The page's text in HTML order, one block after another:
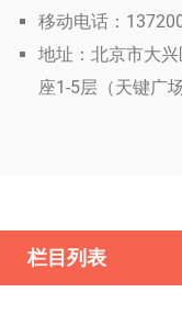
移动电话：
地址：北京市大
座1-5层（天键广场
栏目列表